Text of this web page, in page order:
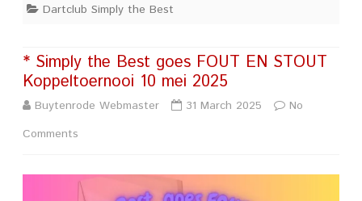
Dartclub Simply the Best
* Simply the Best goes FOUT EN STOUT
Koppeltoernooi 10 mei 2025
Buytenrode Webmaster 31 March 2025
No
Comments
Simply